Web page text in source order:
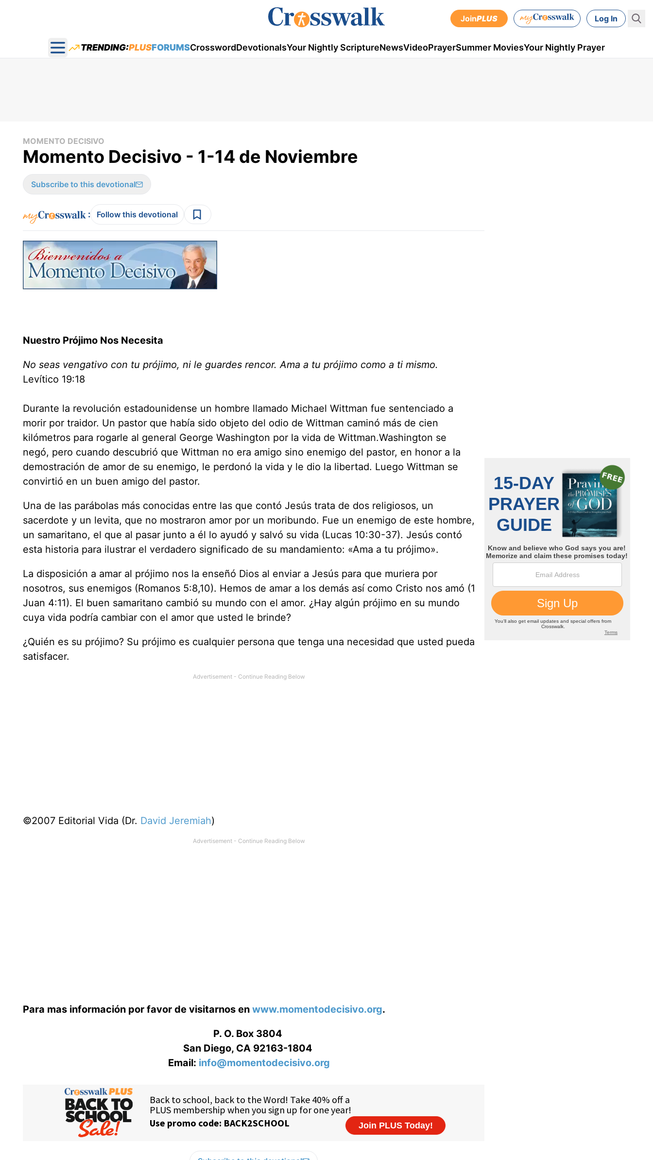
JoinPLUS Log In
Open main menu
TRENDING:PLUSFORUMSCrosswordDevotionalsYour Nightly ScriptureNewsVideoPrayerSummer MoviesYour Nightly Prayer
MOMENTO DECISIVO
Momento Decisivo - 1-14 de Noviembre
Subscribe to this devotional
: Follow this devotional
Nuestro Prójimo Nos Necesita
No seas vengativo con tu prójimo, ni le guardes rencor. Ama a tu prójimo como a ti mismo.
Levítico 19:18
Durante la revolución estadounidense un hombre llamado Michael Wittman fue sentenciado a
morir por traidor. Un pastor que había sido objeto del odio de Wittman caminó más de cien
kilómetros para rogarle al general George Washington por la vida de Wittman.Washington se
negó, pero cuando descubrió que Wittman no era amigo sino enemigo del pastor, en honor a la
demostración de amor de su enemigo, le perdonó la vida y le dio la libertad. Luego Wittman se
convirtió en un buen amigo del pastor.
Una de las parábolas más conocidas entre las que contó Jesús trata de dos religiosos, un
sacerdote y un levita, que no mostraron amor por un moribundo. Fue un enemigo de este hombre,
un samaritano, el que al pasar junto a él lo ayudó y salvó su vida (Lucas 10:30-37). Jesús contó
esta historia para ilustrar el verdadero significado de su mandamiento: «Ama a tu prójimo».
La disposición a amar al prójimo nos la enseñó Dios al enviar a Jesús para que muriera por
nosotros, sus enemigos (Romanos 5:8,10). Hemos de amar a los demás así como Cristo nos amó (1
Juan 4:11). El buen samaritano cambió su mundo con el amor. ¿Hay algún prójimo en su mundo
cuya vida podría cambiar con el amor que usted le brinde?
¿Quién es su prójimo? Su prójimo es cualquier persona que tenga una necesidad que usted pueda
satisfacer.
©2007 Editorial Vida (Dr. David Jeremiah)
Para mas información por favor de visitarnos en www.momentodecisivo.org.
P. O. Box 3804
San Diego, CA 92163-1804
Email: info@momentodecisivo.org